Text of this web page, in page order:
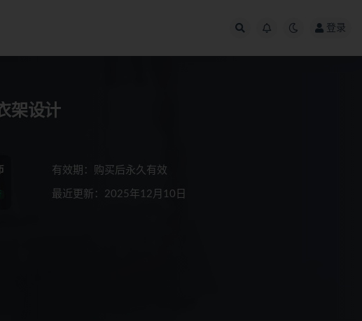
登录
架设计
有效期：购买后永久有效
最近更新：2025年12月10日